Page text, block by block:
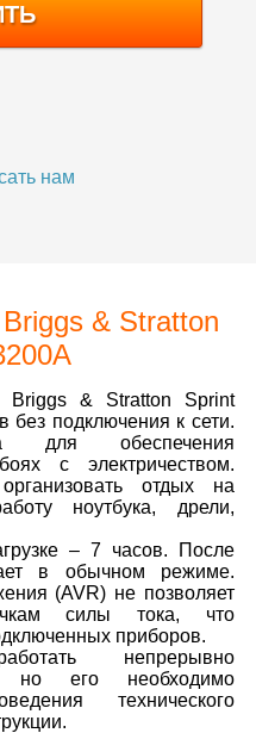
нам
& Stratton
Briggs & Stratton Sprint
без подключения к сети.
для обеспечения
с электричеством.
отдых на
ноутбука, дрели,
– 7 часов. После
в обычном режиме.
(AVR) не позволяет
силы тока, что
приборов.
непрерывно
но его необходимо
технического